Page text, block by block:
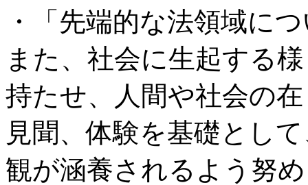
・「先端的な法領域に
また、社会に生起する
持たせ、人間や社会の
見聞、体験を基礎とし
観が涵養されるよう努